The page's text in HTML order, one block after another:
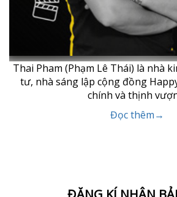
Thai Pham (Phạm Lê Thái) là nhà
tư, nhà sáng lập cộng đồng
chính và thịnh
Đọc thêm→